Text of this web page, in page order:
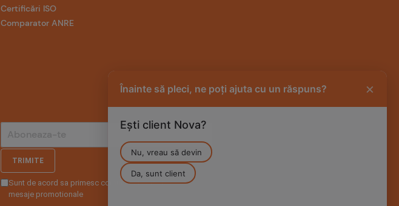
Înainte să pleci, ne poți ajuta cu un răspuns? ×
Ești client Nova?
Nu, vreau să devin
Da, sunt client
Certificări ISO
Comparator ANRE
TRIMITE
Sunt de acord sa primesc comunicari comerciale si
mesaje promotionale